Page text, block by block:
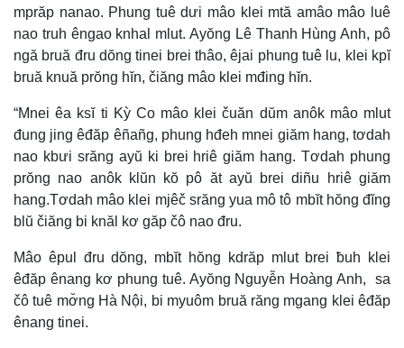
mprăp nanao. Phung tuê dưi mâo klei mtă amâo mâo luê
nao truh êngao knhal mlut. Ayŏng Lê Thanh Hùng Anh, pô
ngă bruă đru dŏng tinei brei thâo, êjai phung tuê lu, klei kpĭ
bruă knuă prŏng hĭn, čiăng mâo klei mđing hĭn.
“Mnei êa ksĭ ti Kỳ Co mâo klei čuăn dŭm anôk mâo mlut
đung jing êđăp êñañg, phung hđeh mnei giăm hang, tơdah
nao kbưi srăng ayŭ ki brei hriê giăm hang. Tơdah phung
prŏng nao anôk klŭn kŏ pô ăt ayŭ brei diñu hriê giăm
hang.Tơdah mâo klei mjêč srăng yua mô tô mbĭt hŏng đĭng
blŭ čiăng bi knăl kơ găp čô nao đru.
Mâo êpul đru dŏng, mbĭt hŏng kdrăp mlut brei ƀuh klei
êđăp ênang kơ phung tuê. Ayŏng Nguyễn Hoàng Anh, sa
čô tuê mơ̆ng Hà Nội, bi myuôm bruă răng mgang klei êđăp
ênang tinei.